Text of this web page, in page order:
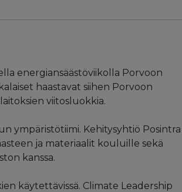
energiansäästöviikolla Porvoon
haastavat siihen Porvoon
viitosluokkia.
ympäristötiimi. Kehitysyhtiö Posintra
ja materiaalit kouluille sekä
kanssa.
käytettävissä. Climate Leadership